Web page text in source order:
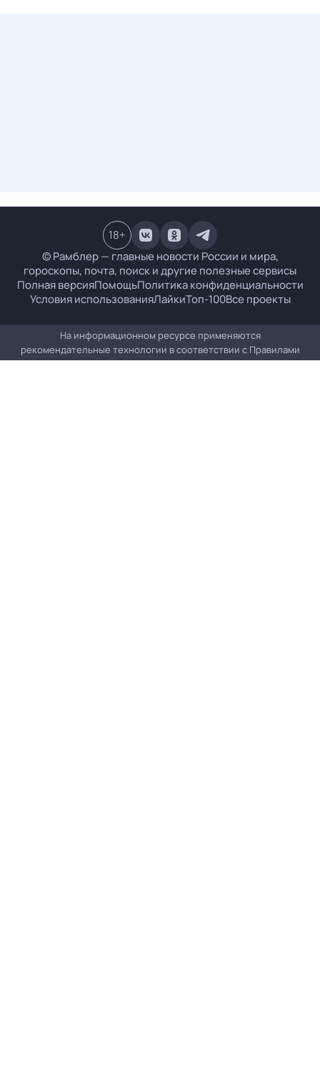
© Рамблер — главные новости России и мира,
гороскопы, почта, поиск и другие полезные сервисы
Полная версияПомощьПолитика конфиденциальности
Условия использованияЛайкиТоп-100Все проекты
18+
На информационном ресурсе применяются
рекомендательные технологии в соответствии с Правилами